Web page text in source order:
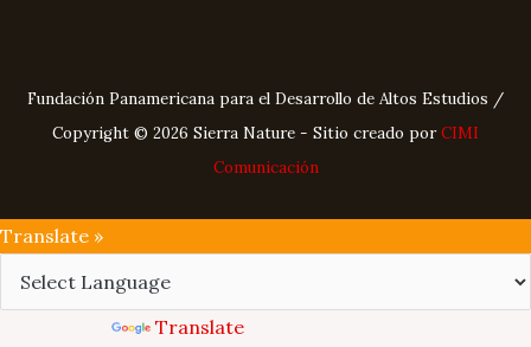
Fundación Panamericana para el Desarrollo de Altos Estudios /
Copyright © 2026 Sierra Nature - Sitio creado porCIMI
Comunicación
Translate »
Translate